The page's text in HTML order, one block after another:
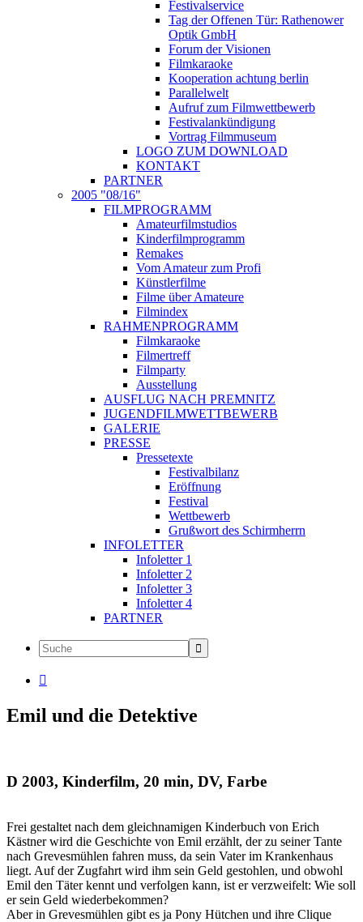
Festivalservice
Tag der Offenen Tür: Rathenower
Optik GmbH
Forum der Visionen
Filmkaraoke
Kooperation achtung berlin
Parallelwelt
Aufruf zum Filmwettbewerb
Festivalankündigung
Vortrag Filmmuseum
LOGO ZUM DOWNLOAD
KONTAKT
PARTNER
2005 "08/16"
FILMPROGRAMM
Amateurfilmstudios
Kinderfilmprogramm
Remakes
Vom Amateur zum Profi
Künstlerfilme
Filme über Amateure
Filmindex
RAHMENPROGRAMM
Filmkaraoke
Filmertreff
Filmparty
Ausstellung
AUSFLUG NACH PREMNITZ
JUGENDFILMWETTBEWERB
GALERIE
PRESSE
Pressetexte
Festivalbilanz
Eröffnung
Festival
Wettbewerb
Grußwort des Schirmherrn
INFOLETTER
Infoletter 1
Infoletter 2
Infoletter 3
Infoletter 4
PARTNER

Emil und die Detektive
D 2003, Kinderfilm, 20 min, DV, Farbe
Frei gestaltet nach dem gleichnamigen Kinderbuch von Erich
Kästner wird die Geschichte von Emil erzählt, der zu seiner Tante
nach Grevesmühlen fahren muss, da sein Vater im Krankenhaus
liegt. Auf der Zugfahrt wird ihm sein Geld gestohlen, und obwohl
Emil den Täter kennt und verfolgen kann, ist er verzweifelt: Wie soll
er sein Geld wiederbekommen?
Aber in Grevesmühlen gibt es ja Pony Hütchen und ihre Clique